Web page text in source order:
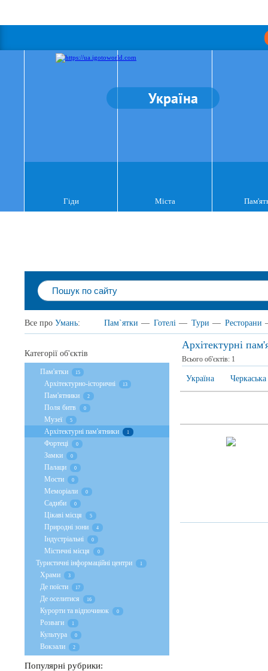
Україна
Гіди Міста
Все про Умань: Пам`ятки — Готелі — Тури — Ресторани
Архітектурні
Всього об'єктів: 1
Україна Черкаська
Категорії об'єктів
Пам'ятки 15
Архітектурно-історичні 13
Пам'ятники 2
Поля битв 0
Музеї 5
Архітектурні пам'ятники 1
Фортеці 0
Замки 0
Палаци 0
Мости 0
Меморіали 0
Садиби 0
Цікаві місця 5
Природні зони 4
Індустріальні 0
Містичні місця 0
Туристичні інформаційні центри 1
Храми 3
Де поїсти 17
Де оселитися 16
Курорти та відпочинок 0
Розваги 1
Культура 0
Вокзали 2
Популярні рубрики: